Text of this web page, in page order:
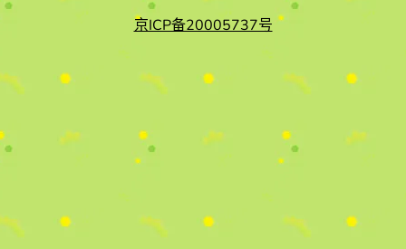
京ICP备20005737号